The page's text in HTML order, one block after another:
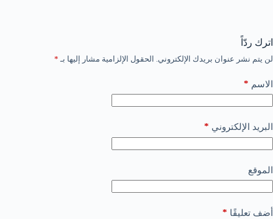
اترك ردّاً
لن يتم نشر عنوان بريدك الإلكتروني. الحقول الإلزامية مشار إليها بـ *
الاسم *
البريد الإلكتروني *
الموقع
أضف تعليقًا *